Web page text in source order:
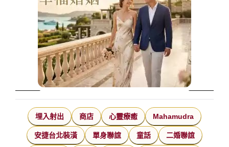
埋入射出 商店 心靈療癒 Mahamudra
安捷台北裝潢 單身聯誼 童話 二婚聯誼